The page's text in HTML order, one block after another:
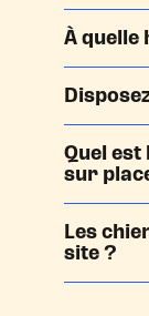
À
Quel
sur
Les
site ?